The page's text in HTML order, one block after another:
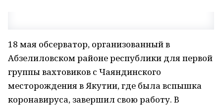
18 мая обсерватор, организованный в
Абзелиловском районе республики для первой
группы вахтовиков с Чаяндинского
месторождения в Якутии, где была вспышка
коронавируса, завершил свою работу. В